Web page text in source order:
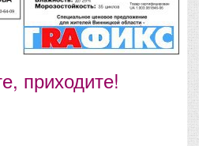
приходите!